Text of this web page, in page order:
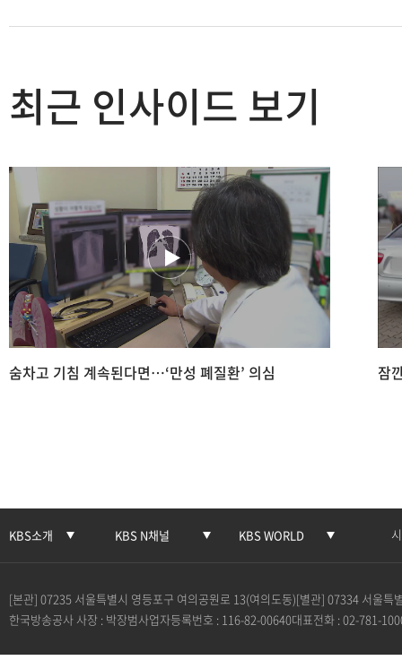
최근 인사이드 보기
숨차고 기침 계속된다면…‘만성 폐질환’ 의심 잠
KBS소개 KBS N채널 KBS WORLD
[본관] 07235 서울특별시 영등포구 여의공원로 13(여의도동)[별관] 07334 서울특
한국방송공사 사장 : 박장범사업자등록번호 : 116-82-00640대표전화 : 02-781-